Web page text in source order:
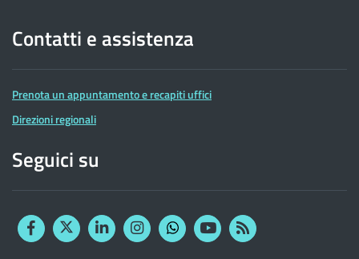
Contatti e assistenza
Prenota un appuntamento e recapiti uffici
Direzioni regionali
Seguici su
FacebookTwitterLinkedinInstagram
YouTubeRSS